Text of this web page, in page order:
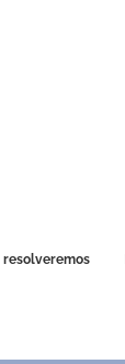
resolveremos